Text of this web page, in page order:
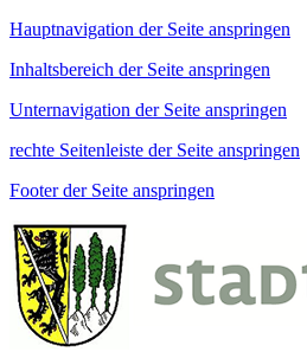
Hauptnavigation der Seite anspringen
Inhaltsbereich der Seite anspringen
Unternavigation der Seite anspringen
rechte Seitenleiste der Seite anspringen
Footer der Seite anspringen